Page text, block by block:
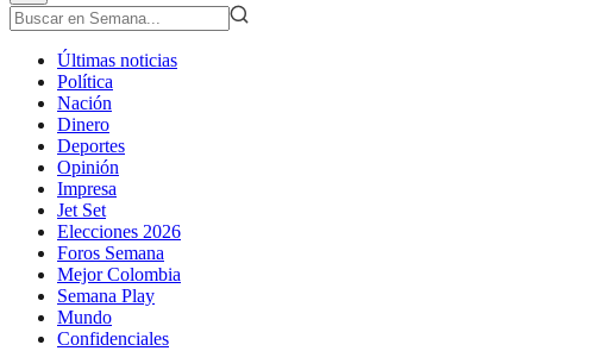
Últimas noticias
Política
Nación
Dinero
Deportes
Opinión
Impresa
Jet Set
Elecciones 2026
Foros Semana
Mejor Colombia
Semana Play
Mundo
Confidenciales